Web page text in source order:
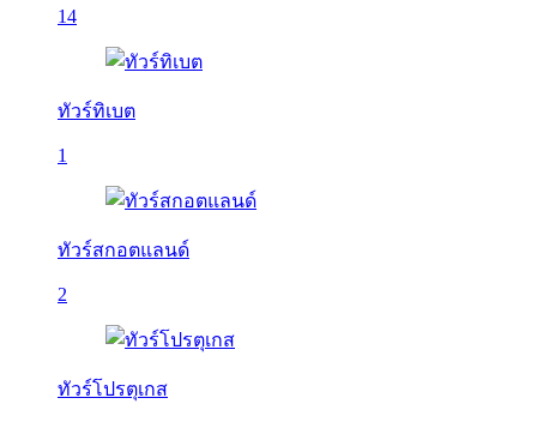
14
ทัวร์ทิเบต
1
ทัวร์สกอตแลนด์
2
ทัวร์โปรตุเกส